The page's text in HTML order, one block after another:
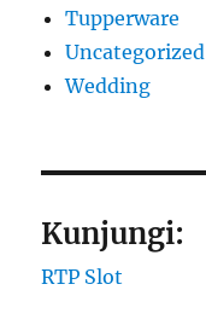
Tupperware
Uncategorized
Wedding
Kunjungi:
RTP Slot